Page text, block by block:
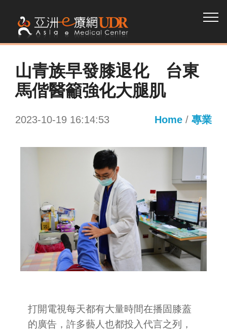
山青族早發膝退化 台東
馬偕醫籲強化大腿肌
2023-10-19 16:14:53 Home / 專業
打開電視每天都有大量時間在播固膝蓋
的廣告，許多藝人也都投入代言之列，